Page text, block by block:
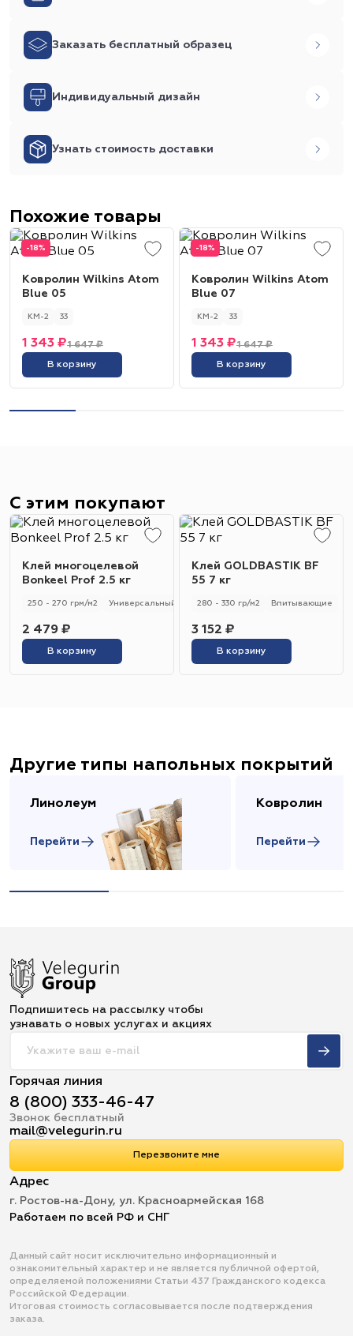
Заказать бесплатный образец
Индивидуальный дизайн
Узнать стоимость доставки
Похожие товары
-18%
Ковролин Wilkins Atom
Blue 05
КМ-2 33
1 647 ₽
1 343 ₽
В корзину
-18%
Ковролин Wilkins Atom
Blue 07
КМ-2 33
1 647 ₽
1 343 ₽
В корзину
С этим покупают
Клей многоцелевой
Bonkeel Prof 2.5 кг
250 - 270 грм/м2 Универсальный 250 - 270 гр/м2
2 479 ₽
В корзину
Клей GOLDBASTIK BF
55 7 кг
280 - 330 гр/м2 Впитывающие
3 152 ₽
В корзину
Другие типы напольных покрытий
Линолеум
Перейти
Ковролин
Перейти
Подпишитесь на рассылку чтобы
узнавать о новых услугах и акциях
Горячая линия
8 (800) 333-46-47
Звонок бесплатный
mail@velegurin.ru
Перезвоните мне
Адрес
г. Ростов-на-Дону, ул. Красноармейская 168
Работаем по всей РФ и СНГ
Данный сайт носит исключительно информационный и
ознакомительный характер и не является публичной офертой,
определяемой положениями Статьи 437 Гражданского кодекса
Российской Федерации.
Итоговая стоимость согласовывается после подтверждения
заказа.